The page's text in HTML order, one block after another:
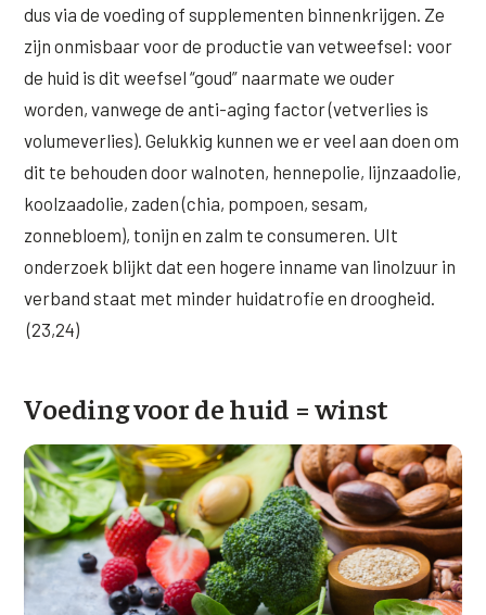
dus via de voeding of supplementen binnenkrijgen. Ze
zijn onmisbaar voor de productie van vetweefsel: voor
de huid is dit weefsel “goud” naarmate we ouder
worden, vanwege de anti-aging factor (vetverlies is
volumeverlies). Gelukkig kunnen we er veel aan doen om
dit te behouden door walnoten, hennepolie, lijnzaadolie,
koolzaadolie, zaden (chia, pompoen, sesam,
zonnebloem), tonijn en zalm te consumeren. UIt
onderzoek blijkt dat een hogere inname van linolzuur in
verband staat met minder huidatrofie en droogheid.
(23,24)
Voeding voor de huid = winst